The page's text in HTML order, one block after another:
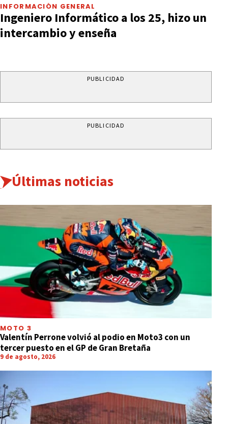
INFORMACIÓN GENERAL
Ingeniero Informático a los 25, hizo un
intercambio y enseña
PUBLICIDAD
PUBLICIDAD
Últimas noticias
MOTO 3
Valentín Perrone volvió al podio en Moto3 con un
tercer puesto en el GP de Gran Bretaña
9 de agosto, 2026